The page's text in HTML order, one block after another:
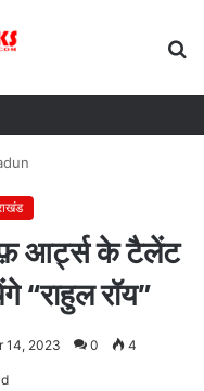
आर्ट्स के टैलेंट
रॉय”
14, 2023 0 4